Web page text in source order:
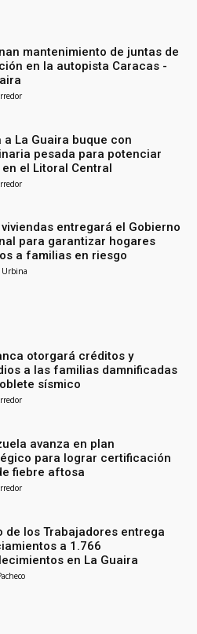
mantenimiento de juntas de
en la autopista Caracas -
a La Guaira buque con
pesada para potenciar
el Litoral Central
entregará el Gobierno
para garantizar hogares
a familias en riesgo
otorgará créditos y
a las familias damnificadas
sísmico
avanza en plan
para lograr certificación
fiebre aftosa
de los Trabajadores entrega
a 1.766
en La Guaira